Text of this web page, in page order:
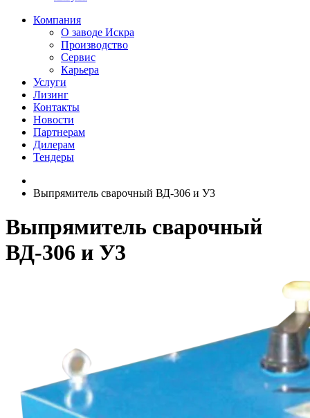
Компания
О заводе Искра
Производство
Сервис
Карьера
Услуги
Лизинг
Контакты
Новости
Партнерам
Дилерам
Тендеры
Выпрямитель сварочный ВД-306 и У3
Выпрямитель сварочный
ВД-306 и У3